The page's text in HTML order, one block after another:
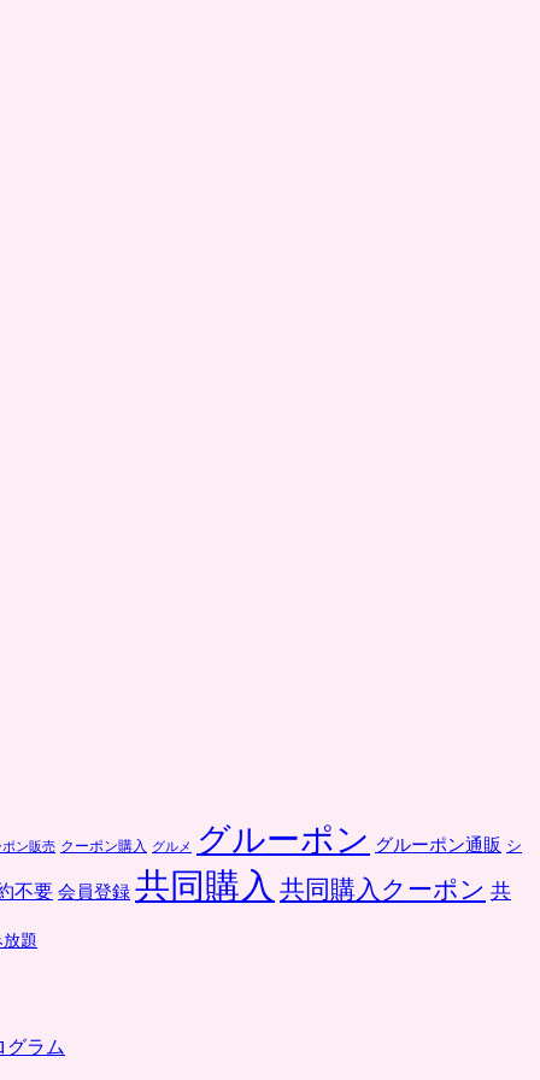
ポン販売 クーポン購入 グルメ グルーポン グルーポン通販 シ
不要 会員登録 共同購入 共同購入クーポン 共
題
グラム